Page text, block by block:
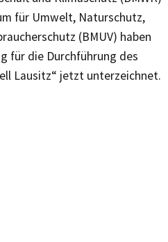
für Umwelt, Naturschutz,
(BMUV) haben
für die Durchführung des
Lausitz“ jetzt unterzeichnet.